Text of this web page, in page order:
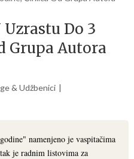
Do 3
Grupa Autora
& Udžbenici
namenjeno je vaspitačima
je radnim listovima za